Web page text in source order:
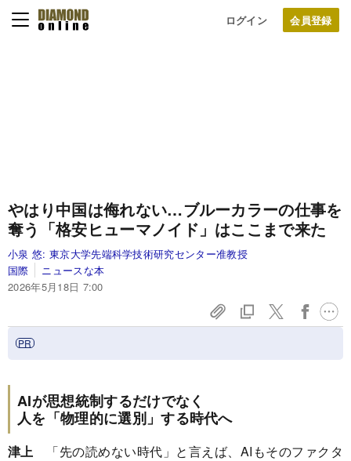
ログイン
やはり中国は侮れない…ブルーカラーの仕事を
奪う「格安ヒューマノイド」はここまで来た
小泉 悠: 東京大学先端科学技術研究センター准教授
国際
ニュースな本
2026年5月18日 7:00
AIが思想統制するだけでなく
人を「物理的に選別」する時代へ
津上 「先の読めない時代」と言えば、AIもそのファクタ